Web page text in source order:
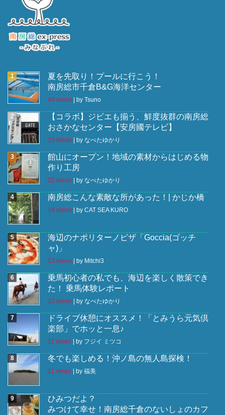
夏を先取り！プールに行こう！
南房総市千倉B&G海洋センター
49 views by Tsuno
【コラボ】ジビエも揃う、鮮度抜群の南房総
おさかなセンター【安房國テレビ】
23 views by なべたゆかり
館山にオープン！地域の素材からはじめる物
作り工房
22 views by なべたゆかり
南房総こんな素敵な所があった！| かじか橋
19 views by CAT SEA KURO
海辺のナポリターノピザ「Goccia(ゴッチ
ャ)」
13 views by Mitchi3
乗馬初心者の私でも、海辺を楽しく散策でき
た！ 乗馬体験レポート
13 views by なべたゆかり
ドライブ休憩にオススメ！「とみうら元気倶
楽部」でホッと一息♪
11 views by フジイ ミツコ
冬でも楽しめる！沖ノ島の無人島探検！
11 views by 福美
ひみつだよ？
みつけて幸せ！南房総千倉のないしょのカフ